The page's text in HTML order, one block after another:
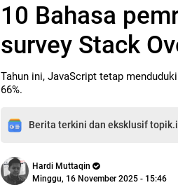
10 Bahasa
survey Stack
Tahun ini, JavaScript tetap
66%.
Berita terkini dan eksklusif
Hardi Muttaqin
Minggu, 16 November 2025 - 15:46